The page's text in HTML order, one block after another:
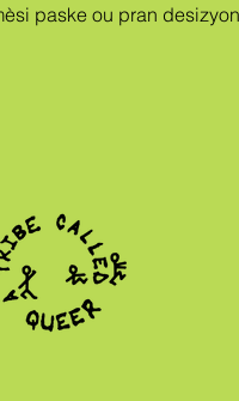
paske ou pran